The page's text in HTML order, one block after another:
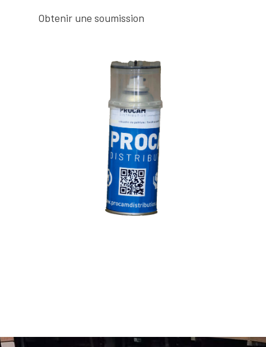
Obtenir une soumission